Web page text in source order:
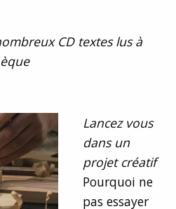
CD textes lus à
Lancez vous
dans un
projet créatif
Pourquoi ne
pas essayer